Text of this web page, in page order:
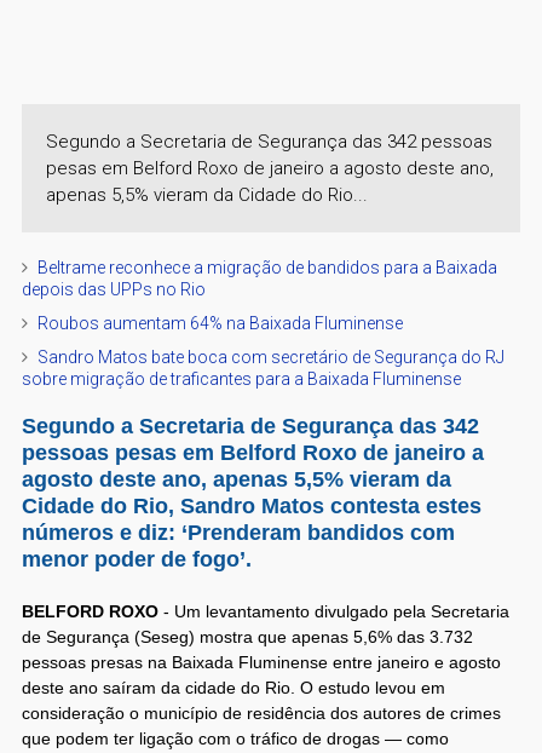
Segundo a Secretaria de Segurança das 342 pessoas
pesas em Belford Roxo de janeiro a agosto deste ano,
apenas 5,5% vieram da Cidade do Rio...
Beltrame reconhece a migração de bandidos para a Baixada
depois das UPPs no Rio
Roubos aumentam 64% na Baixada Fluminense
Sandro Matos bate boca com secretário de Segurança do RJ
sobre migração de traficantes para a Baixada Fluminense
Segundo a Secretaria de Segurança das 342
pessoas pesas em Belford Roxo de janeiro a
agosto deste ano, apenas 5,5% vieram da
Cidade do Rio, Sandro Matos contesta estes
números e diz: ‘Prenderam bandidos com
menor poder de fogo’.
BELFORD ROXO- Um levantamento divulgado pela Secretaria
de Segurança (Seseg) mostra que apenas 5,6% das 3.732
pessoas presas na Baixada Fluminense entre janeiro e agosto
deste ano saíram da cidade do Rio. O estudo levou em
consideração o município de residência dos autores de crimes
que podem ter ligação com o tráfico de drogas — como